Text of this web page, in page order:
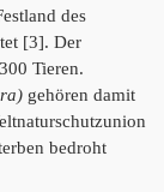
des
[3]. Der
Tieren.
gehören damit
bedroht